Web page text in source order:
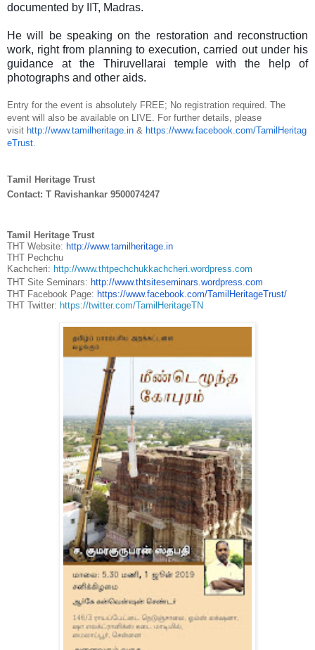
documented by IIT, Madras.
He will be speaking on the restoration and reconstruction
work, right from planning to execution, carried out under his
guidance at the Thiruvellarai temple with the help of
photographs and other aids.
Entry for the event is absolutely FREE; No registration required. The
event will also be available on LIVE. For further details, please
visit http://www.tamilheritage.in & https://www.facebook.com/TamilHeritag
eTrust
Tamil Heritage Trust
Contact: T Ravishankar 9500074247
Tamil Heritage Trust
THT Website: http://www.tamilheritage.in
THT Pechchu
Kachcheri: http://www.thtpechchukkachcheri.wordpress.com
THT Site Seminars: http://www.thtsiteseminars.wordpress.com
THT Facebook Page: https://www.facebook.com/TamilHeritageTrust/
THT Twitter: https://twitter.com/TamilHeritageTN